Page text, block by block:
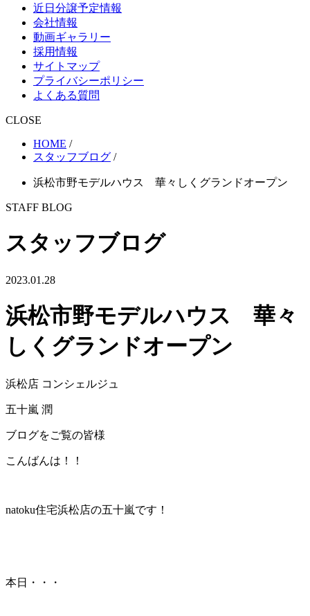
近日分譲予定情報
会社情報
動画ギャラリー
採用情報
サイトマップ
プライバシーポリシー
よくある質問
CLOSE
HOME /
スタッフブログ /
浜松市野モデルハウス 華々しくグランドオープン
STAFF BLOG
スタッフブログ
2023.01.28
浜松市野モデルハウス 華々
しくグランドオープン
浜松店 コンシェルジュ
五十嵐 潤
ブログをご覧の皆様
こんばんは！！
natoku住宅浜松店の五十嵐です！
本日・・・